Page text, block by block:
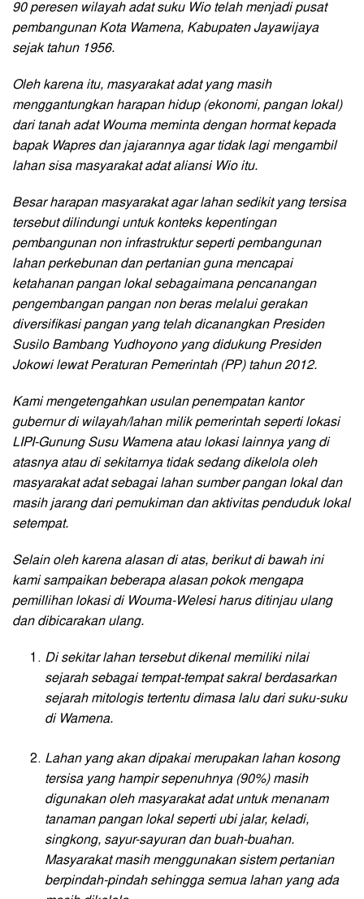
90 peresen wilayah adat suku Wio telah menjadi pusat
pembangunan Kota Wamena, Kabupaten Jayawijaya
sejak tahun 1956.
Oleh karena itu, masyarakat adat yang masih
menggantungkan harapan hidup (ekonomi, pangan lokal)
dari tanah adat Wouma meminta dengan hormat kepada
bapak Wapres dan jajarannya agar tidak lagi mengambil
lahan sisa masyarakat adat aliansi Wio itu.
Besar harapan masyarakat agar lahan sedikit yang tersisa
tersebut dilindungi untuk konteks kepentingan
pembangunan non infrastruktur seperti pembangunan
lahan perkebunan dan pertanian guna mencapai
ketahanan pangan lokal sebagaimana pencanangan
pengembangan pangan non beras melalui gerakan
diversifikasi pangan yang telah dicanangkan Presiden
Susilo Bambang Yudhoyono yang didukung Presiden
Jokowi lewat Peraturan Pemerintah (PP) tahun 2012.
Kami mengetengahkan usulan penempatan kantor
gubernur di wilayah/lahan milik pemerintah seperti lokasi
LIPI-Gunung Susu Wamena atau lokasi lainnya yang di
atasnya atau di sekitarnya tidak sedang dikelola oleh
masyarakat adat sebagai lahan sumber pangan lokal dan
masih jarang dari pemukiman dan aktivitas penduduk lokal
setempat.
Selain oleh karena alasan di atas, berikut di bawah ini
kami sampaikan beberapa alasan pokok mengapa
pemillihan lokasi di Wouma-Welesi harus ditinjau ulang
dan dibicarakan ulang.
Di sekitar lahan tersebut dikenal memiliki nilai
sejarah sebagai tempat-tempat sakral berdasarkan
sejarah mitologis tertentu dimasa lalu dari suku-suku
di Wamena.
Lahan yang akan dipakai merupakan lahan kosong
tersisa yang hampir sepenuhnya (90%) masih
digunakan oleh masyarakat adat untuk menanam
tanaman pangan lokal seperti ubi jalar, keladi,
singkong, sayur-sayuran dan buah-buahan.
Masyarakat masih menggunakan sistem pertanian
berpindah-pindah sehingga semua lahan yang ada